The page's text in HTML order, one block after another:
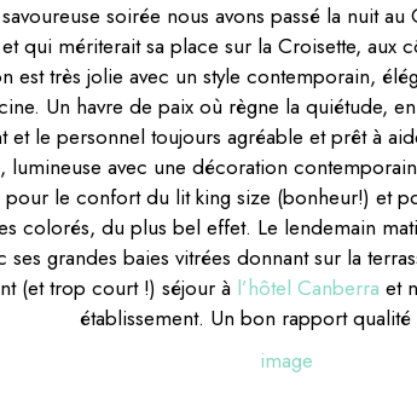
soirée nous avons passé la nuit
qui mériterait sa place sur la Croisette, aux
est très jolie avec un style contemporain,
Un havre de paix où règne la quiétude,
et le personnel toujours agréable et prêt à
lumineuse avec une décoration
le confort du lit king size (bonheur!) et
colorés, du plus bel effet. Le lendemain
ses grandes baies vitrées donnant sur la
(et trop court !) séjour à l’hôtel Canberra et
établissement. Un bon rapport